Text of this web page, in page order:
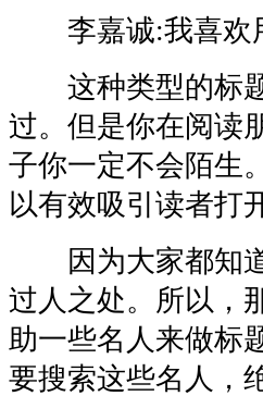
李嘉诚:我喜欢
这种类型的标题
过。但是你在阅读
子你一定不会陌生
以有效吸引读者打
因为大家都知道
过人之处。所以，
助一些名人来做标
要搜索这些名人，